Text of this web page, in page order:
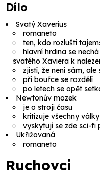
Dílo
Svatý Xaverius
romaneto
ten, kdo rozluští
hlavní hrdina se
svatého Xaviera k
zjistí, že není sám,
při bouřce se rozdělí
po letech se opět
Newtonův mozek
je o stroji času
kritizuje všechny války
vyskytují se zde sci-fi
Ukřižovaná
romaneto
Ruchovci